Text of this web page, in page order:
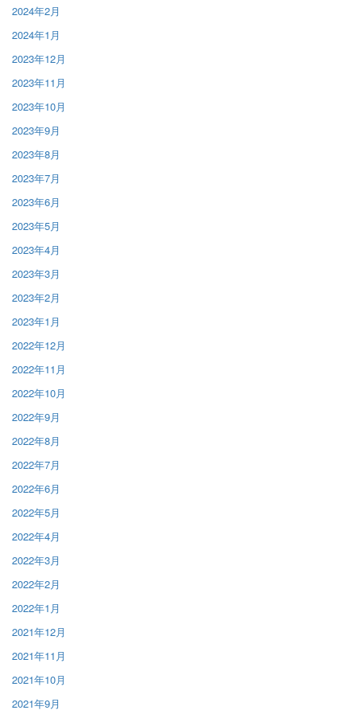
2024年2月
2024年1月
2023年12月
2023年11月
2023年10月
2023年9月
2023年8月
2023年7月
2023年6月
2023年5月
2023年4月
2023年3月
2023年2月
2023年1月
2022年12月
2022年11月
2022年10月
2022年9月
2022年8月
2022年7月
2022年6月
2022年5月
2022年4月
2022年3月
2022年2月
2022年1月
2021年12月
2021年11月
2021年10月
2021年9月